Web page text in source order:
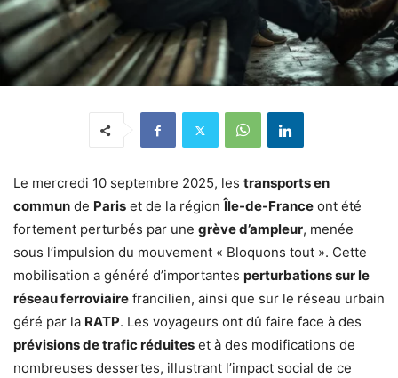
Le mercredi 10 septembre 2025, les transports en
commun de Paris et de la régionÎle-de-France ont été
fortement perturbés par une grève d’ampleur, menée
sous l’impulsion du mouvement « Bloquons tout ». Cette
mobilisation a généré d’importantes perturbations sur le
réseau ferroviaire francilien, ainsi que sur le réseau urbain
géré par la RATP. Les voyageurs ont dû faire face à des
prévisions de trafic réduites et à des modifications de
nombreuses dessertes, illustrant l’impact social de ce